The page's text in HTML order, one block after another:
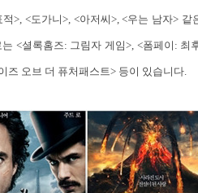
적>, <도가니>, <아저씨>, <우는 남자>
<셜록홈즈: 그림자 게임>, <폼페이:
즈 오브 더 퓨처패스트> 등이 있습니다.